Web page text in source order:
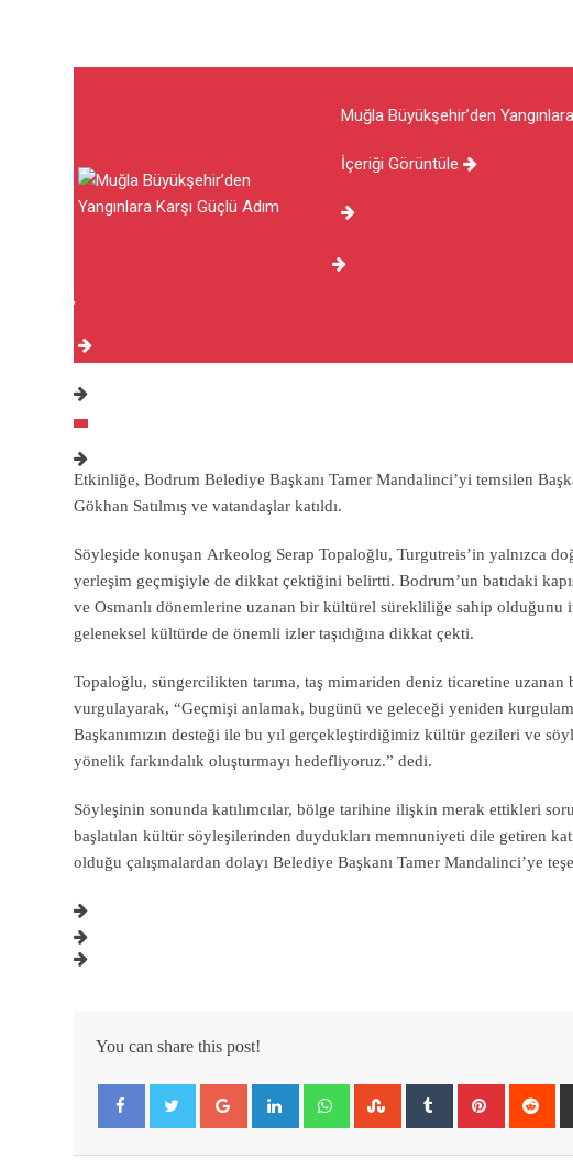
Muğla Büyükşehir’den
İçeriği Görüntüle
Etkinliğe, Bodrum Belediye Başkanı Tamer Mandalinci’yi temsilen
Gökhan Satılmış ve vatandaşlar katıldı.
Söyleşide konuşan Arkeolog Serap Topaloğlu, Turgutreis’in yalnızca
yerleşim geçmişiyle de dikkat çektiğini belirtti. Bodrum’un batıdaki
ve Osmanlı dönemlerine uzanan bir kültürel sürekliliğe sahip olduğunu
geleneksel kültürde de önemli izler taşıdığına dikkat çekti.
Topaloğlu, süngercilikten tarıma, taş mimariden deniz ticaretine
vurgulayarak, “Geçmişi anlamak, bugünü ve geleceği yeniden
Başkanımızın desteği ile bu yıl gerçekleştirdiğimiz kültür gezileri ve
yönelik farkındalık oluşturmayı hedefliyoruz.” dedi.
Söyleşinin sonunda katılımcılar, bölge tarihine ilişkin merak ettikleri
başlatılan kültür söyleşilerinden duydukları memnuniyeti dile getiren
olduğu çalışmalardan dolayı Belediye Başkanı Tamer Mandalinci’ye
You can share this post!